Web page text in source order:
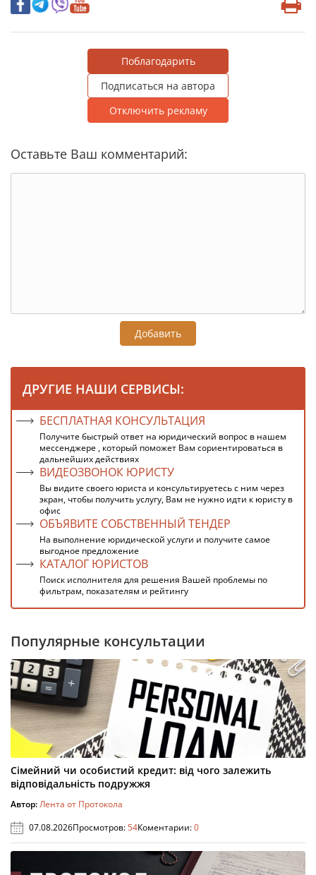
Поблагодарить
Подписаться на автора
Отключить рекламу
Оставьте Ваш комментарий:
Добавить
ДРУГИЕ НАШИ СЕРВИСЫ:
БЕСПЛАТНАЯ КОНСУЛЬТАЦИЯ
Получите быстрый ответ на юридический вопрос в нашем
мессенджере , который поможет Вам сориентироваться в
дальнейших действиях
ВИДЕОЗВОНОК ЮРИСТУ
Вы видите своего юриста и консультируетесь с ним через
экран, чтобы получить услугу, Вам не нужно идти к юристу в
офис
ОБЪЯВИТЕ СОБСТВЕННЫЙ ТЕНДЕР
На выполнение юридической услуги и получите самое
выгодное предложение
КАТАЛОГ ЮРИСТОВ
Поиск исполнителя для решения Вашей проблемы по
фильтрам, показателям и рейтингу
Популярные консультации
Сімейний чи особистий кредит: від чого залежить
відповідальність подружжя
Автор:Лента от Протокола
07.08.2026Просмотров:54Коментарии:0